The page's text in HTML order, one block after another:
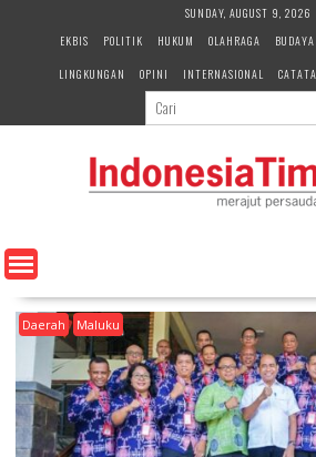
e
n
SUNDAY, AUGUST 9, 2026
EKBIS
POLITIK HUKUM OLAHRAGA BUDAYA
LINGKUNGAN
OPINI INTERNASIONAL
Daerah Maluku